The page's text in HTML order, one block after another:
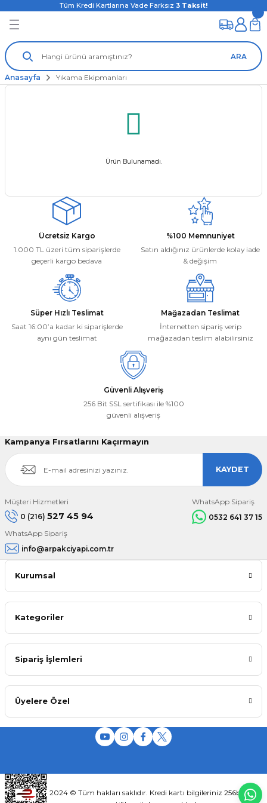
Tüm Kredi Kartlarına Vade Farksız 3 Taksit!
ARA
Anasayfa Yıkama Ekipmanları
Ürün Bulunamadı.
Ücretsiz Kargo
1.000 TL üzeri tüm siparişlerde
geçerli kargo bedava
%100 Memnuniyet
Satın aldığınız ürünlerde kolay iade
& değişim
Süper Hızlı Teslimat
Saat 16:00’a kadar ki siparişlerde
aynı gün teslimat
Mağazadan Teslimat
İnternetten sipariş verip
mağazadan teslim alabilirsiniz
Güvenli Alışveriş
256 Bit SSL sertifikası ile %100
güvenli alışveriş
Kampanya Fırsatlarını Kaçırmayın
KAYDET
Müşteri Hizmetleri
0 (216) 527 45 94
WhatsApp Sipariş
0532 641 37 15
WhatsApp Sipariş
info@arpakciyapi.com.tr
Kurumsal
Kategoriler
Sipariş İşlemleri
Üyelere Özel
2024 © Tüm hakları saklıdır. Kredi kartı bilgileriniz 256bit SSL